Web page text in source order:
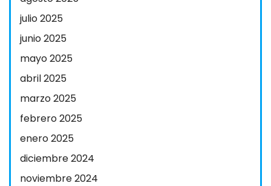
julio 2025
junio 2025
mayo 2025
abril 2025
marzo 2025
febrero 2025
enero 2025
diciembre 2024
noviembre 2024